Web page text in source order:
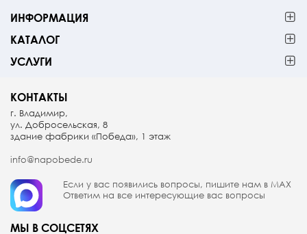
ИНФОРМАЦИЯ
КАТАЛОГ
УСЛУГИ
КОНТАКТЫ
г. Владимир,
ул. Добросельская, 8
здание фабрики «Победа», 1 этаж
info@napobede.ru
Если у вас появились вопросы, пишите нам в МАX
Ответим на все интересующие вас вопросы
МЫ В СОЦСЕТЯХ